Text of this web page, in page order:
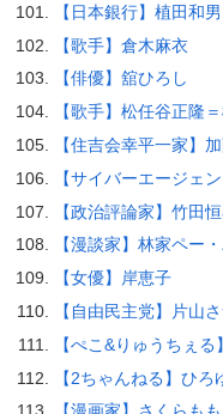
【日本銀行】植田和男
【歌手】倉木麻衣
【俳優】舘ひろし
【歌手】松任谷正隆
【住吉会幸平一家】
【サイバーエージェ
【政治評論家】竹田
【漫談家】林家ペー
【女優】岸恵子
【自由民主党】片山
【ぺこ&りゅうちぇ
【2ちゃんねる】ひろ